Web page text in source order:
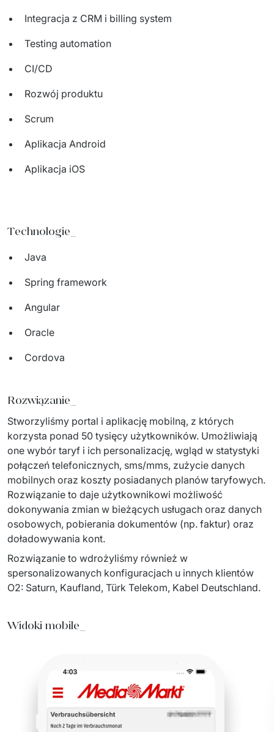
Integracja z CRM i billing system
Testing automation
CI/CD
Rozwój produktu
Scrum
Aplikacja Android
Aplikacja iOS​
Technologie_
Java
Spring framework
Angular
Oracle
Cordova
Rozwiązanie_
Stworzyliśmy portal i aplikację mobilną, z których
korzysta ponad 50 tysięcy użytkowników. Umożliwiają
one wybór taryf i ich personalizację, wgląd w statystyki
połączeń telefonicznych, sms/mms, zużycie danych
mobilnych oraz koszty posiadanych planów taryfowych.
Rozwiązanie to daje użytkownikowi możliwość
dokonywania zmian w bieżących usługach oraz danych
osobowych, pobierania dokumentów (np. faktur) oraz
doładowywania kont.​
Rozwiązanie to wdrożyliśmy również w
spersonalizowanych konfiguracjach u innych klientów
O2: Saturn, Kaufland, Türk Telekom, Kabel Deutschland.
Widoki mobile_